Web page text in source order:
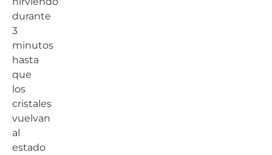
durante
3
minutos
hasta
que
los
cristales
vuelvan
al
estado